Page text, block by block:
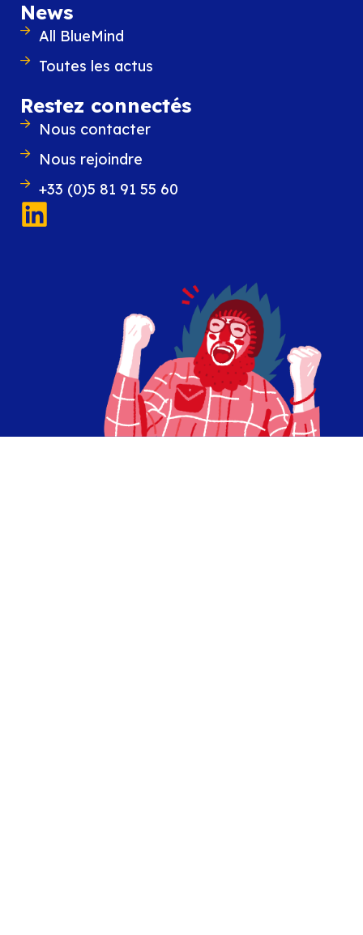
News
All BlueMind
Toutes les actus
Restez connectés
Nous contacter
Nous rejoindre
+33 (0)5 81 91 55 60